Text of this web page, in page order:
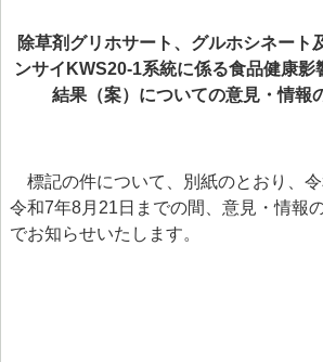
> 食品安全情報のデータベース検索
> 食品安全委員会による評価書・QA等
> 世界の情報
食品健康影響評価のためのリスクプロフ
除草剤グリホサート、グルホシネート
ンサイKWS20-1系統に係る食品健康影
結果（案）についての意見・情報
標記の件について、別紙のとおり、
令和7年8月21日までの間、意見・情報
でお知らせいたします。